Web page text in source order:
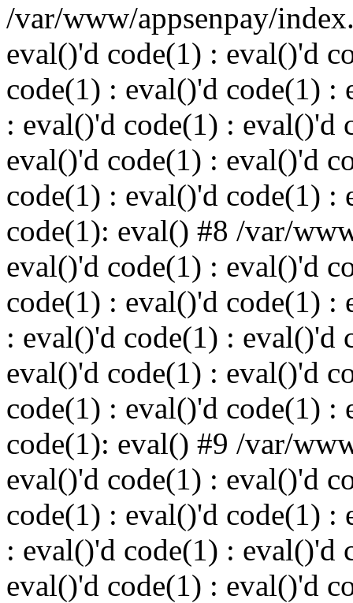
/var/www/appsenpay/
eval()'d code(1) : eval()'d
code(1) : eval()'d code(1) :
: eval()'d code(1) : eval()'d
eval()'d code(1) : eval()'d
code(1) : eval()'d code(1) :
code(1): eval() #8 /var/
eval()'d code(1) : eval()'d
code(1) : eval()'d code(1) :
: eval()'d code(1) : eval()'d
eval()'d code(1) : eval()'d
code(1) : eval()'d code(1) :
code(1): eval() #9 /var/
eval()'d code(1) : eval()'d
code(1) : eval()'d code(1) :
: eval()'d code(1) : eval()'d
eval()'d code(1) : eval()'d